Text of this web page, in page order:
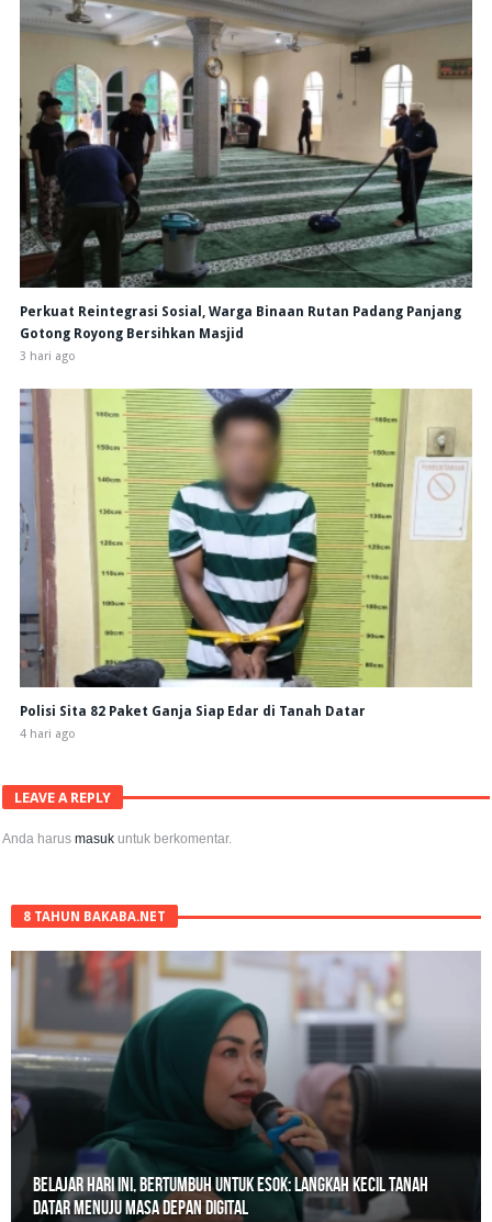
Perkuat Reintegrasi Sosial, Warga Binaan Rutan Padang Panjang
Gotong Royong Bersihkan Masjid
3 hari ago
Polisi Sita 82 Paket Ganja Siap Edar di Tanah Datar
4 hari ago
LEAVE A REPLY
Anda harusmasuk untuk berkomentar.
8 TAHUN BAKABA.NET
Bunda Literasi Tanah Datar Gandeng Ruangguru, UMKM dan
Pokdarwis Bakal Dilatih AI